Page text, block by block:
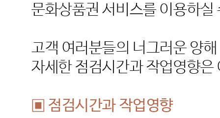
문화상품권 서비스를 이용하실
고객 여러분들의 너그러운 양
자세한 점검시간과 작업영향
▣ 점검시간과 작업영향